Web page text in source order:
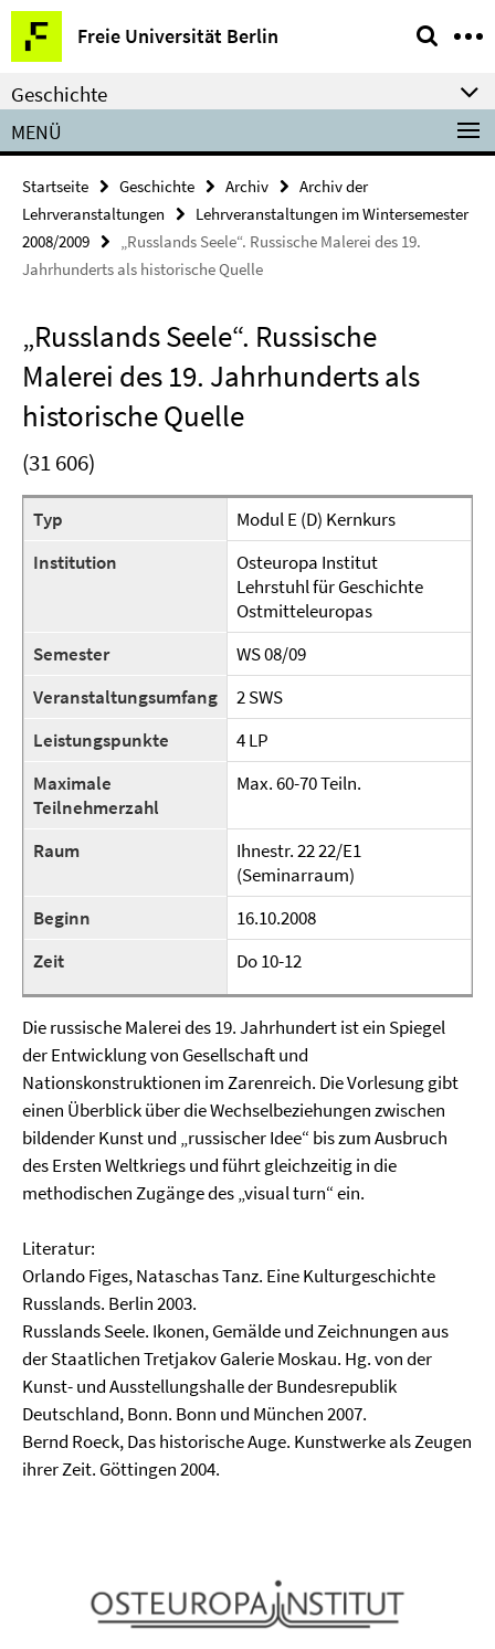
Springe
direkt
zu
Inhalt
Freie Universität Berlin
Service-
Navigation
Geschichte
MENÜ
Startseite Geschichte Archiv
Archiv der
Lehrveranstaltungen
Lehrveranstaltungen im Wintersemester
2008/2009
„Russlands Seele“. Russische Malerei des 19.
Jahrhunderts als historische Quelle
„Russlands Seele“. Russische
Malerei des 19. Jahrhunderts als
historische Quelle
(31 606)
Typ
Modul E (D) Kernkurs
Institution
Osteuropa Institut
Lehrstuhl für Geschichte
Ostmitteleuropas
Semester
WS 08/09
Veranstaltungsumfang
2 SWS
Leistungspunkte
4 LP
Maximale
Teilnehmerzahl
Max. 60-70 Teiln.
Raum
Ihnestr. 22 22/E1
(Seminarraum)
Beginn
16.10.2008
Zeit
Do 10-12
Die russische Malerei des 19. Jahrhundert ist ein Spiegel
der Entwicklung von Gesellschaft und
Nationskonstruktionen im Zarenreich. Die Vorlesung gibt
einen Überblick über die Wechselbeziehungen zwischen
bildender Kunst und „russischer Idee“ bis zum Ausbruch
des Ersten Weltkriegs und führt gleichzeitig in die
methodischen Zugänge des „visual turn“ ein.
Literatur:
Orlando Figes, Nataschas Tanz. Eine Kulturgeschichte
Russlands. Berlin 2003.
Russlands Seele. Ikonen, Gemälde und Zeichnungen aus
der Staatlichen Tretjakov Galerie Moskau. Hg. von der
Kunst- und Ausstellungshalle der Bundesrepublik
Deutschland, Bonn. Bonn und München 2007.
Bernd Roeck, Das historische Auge. Kunstwerke als Zeugen
ihrer Zeit. Göttingen 2004.